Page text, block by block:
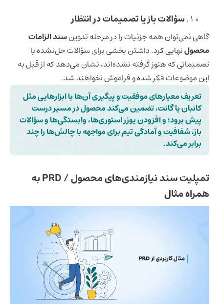
سؤالات باز یا تصمیمات در انتظار
گاهی نمی‌توان همه جزئیات را در مرحله تدوینسند الزامات
محصولنهایی کرد. داشتن بخشی برای سؤالات حل‌نشده یا
تصمیماتی که هنوز گرفته نشده‌اند، نشان می‌دهد که از قبل به
این موضوعات فکر شده و فراموش نخواهند شد.
تعریف معیارهای موفقیت و پیگیری آن‌ها با ابزارهایی مثل
کانبان یا گانت، تضمین می‌کند محصول در مسیر درست
پیش برود؛ و افزودن یوزر استوری‌ها، وابستگی‌ها و سؤالات
باز، شفافیت و آمادگی تیم برای مواجهه با چالش‌ها را چند
برابر می‌کند.
تمپلیت سند نیازمندی‌های محصول / PRD به
همراه مثال